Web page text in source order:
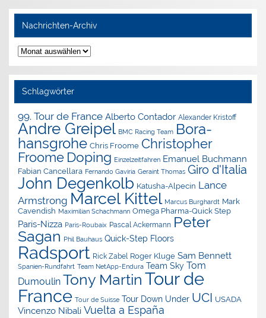
Nachrichten-Archiv
Nachrichten-
Archiv
Schlagwörter
99. Tour de France Alberto Contador Alexander Kristoff
Andre Greipel BMC Racing Team Bora-
hansgrohe Chris Froome Christopher
Froome Doping Einzelzeitfahren Emanuel Buchmann
Fabian Cancellara Fernando Gaviria Geraint Thomas Giro d'Italia
John Degenkolb Katusha-Alpecin Lance
Armstrong Marcel Kittel Marcus Burghardt Mark
Cavendish Maximilian Schachmann Omega Pharma-Quick Step
Paris-Nizza Paris-Roubaix Pascal Ackermann Peter
Sagan Phil Bauhaus Quick-Step Floors
Radsport Rick Zabel Roger Kluge Sam Bennett
Spanien-Rundfahrt Team NetApp-Endura Team Sky Tom
Dumoulin Tony Martin Tour de
France Tour de Suisse Tour Down Under UCI USADA
Vincenzo Nibali Vuelta a España